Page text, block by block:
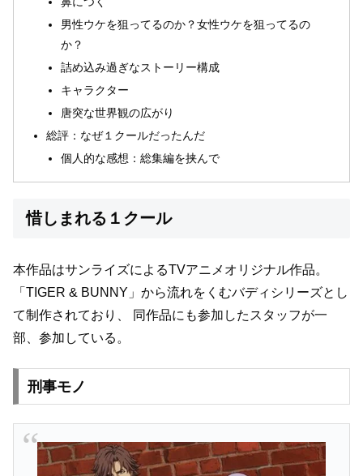
男性ウケを狙ってるのか？女性ウケを狙ってるの
か？
詰め込み過ぎなストーリー構成
キャラクター
唐突な世界観の広がり
総評：なぜ１クールだったんだ
個人的な感想：総集編を挟んで
惜しまれる１クール
本作品はサンライズによるTVアニメオリジナル作品。
「TIGER & BUNNY」から流れをくむバディシリーズとし
て制作されており、
同作品にも参加したスタッフが一
部、参加している。
刑事モノ